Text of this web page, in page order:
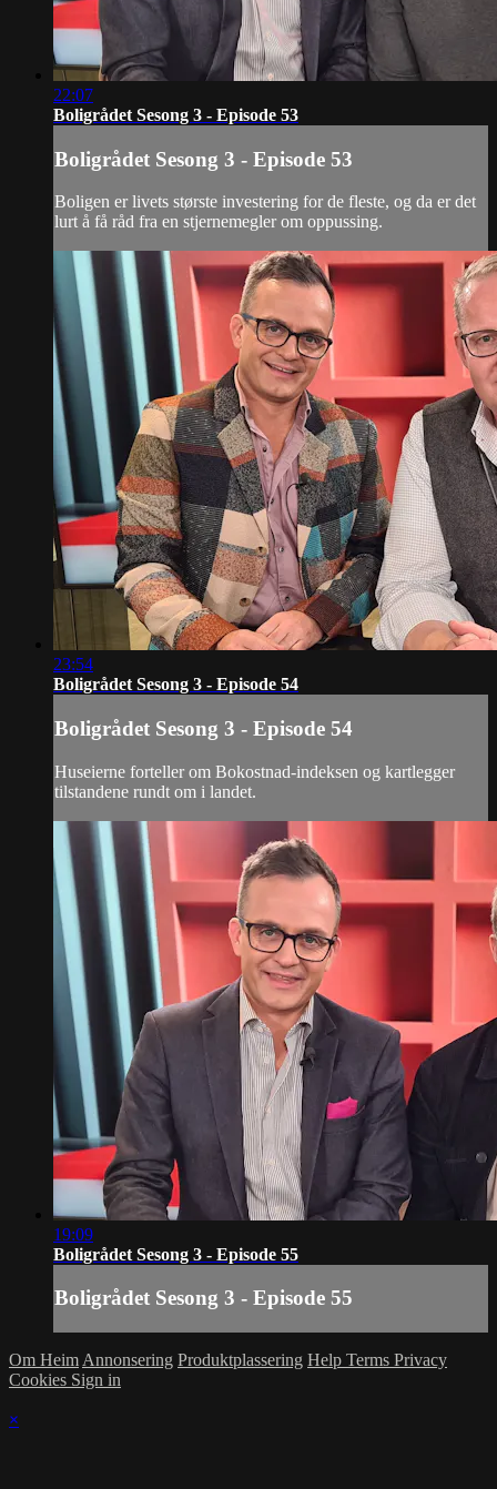
22:07
Boligrådet Sesong 3 - Episode 53
Boligrådet Sesong 3 - Episode 53
Boligen er livets største investering for de fleste, og da er det
lurt å få råd fra en stjernemegler om oppussing.
23:54
Boligrådet Sesong 3 - Episode 54
Boligrådet Sesong 3 - Episode 54
Huseierne forteller om Bokostnad-indeksen og kartlegger
tilstandene rundt om i landet.
19:09
Boligrådet Sesong 3 - Episode 55
Boligrådet Sesong 3 - Episode 55
Om Heim Annonsering Produktplassering Help Terms Privacy
Cookies Sign in
×